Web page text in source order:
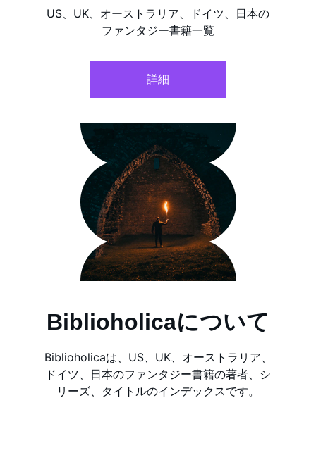
US、UK、オーストラリア、ドイツ、日本の
ファンタジー書籍一覧
詳細
Biblioholicaについて
Biblioholicaは、US、UK、オーストラリア、
ドイツ、日本のファンタジー書籍の著者、シ
リーズ、タイトルのインデックスです。